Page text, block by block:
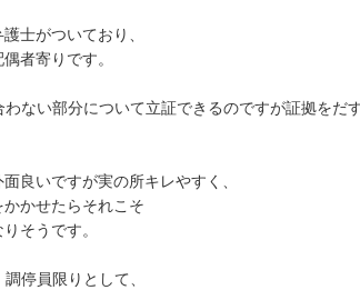
士がついており、
者寄りです。
わない部分について立証できるのですが証拠をだ
良いですが実の所キレやすく、
かせたらそれこそ
そうです。
調停員限りとして、